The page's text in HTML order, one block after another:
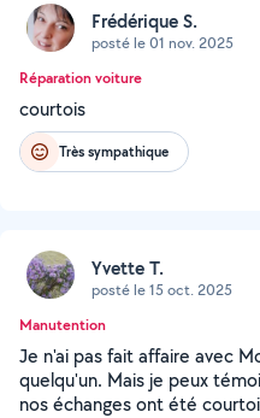
Frédérique S.
posté le 01 nov. 2025
Réparation voiture
courtois
Très sympathique
Yvette T.
posté le 15 oct. 2025
Manutention
Je n'ai pas fait affaire avec
quelqu'un. Mais je peux
nos échanges ont été